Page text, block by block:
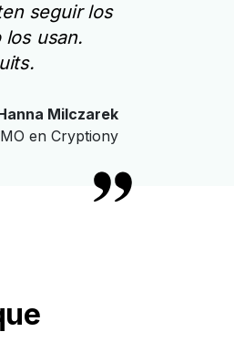
seguir los
usan.
Milczarek
en Cryptiony